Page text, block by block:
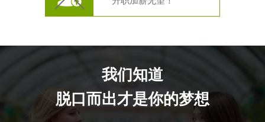
我们知道
脱口而出才是你的梦想